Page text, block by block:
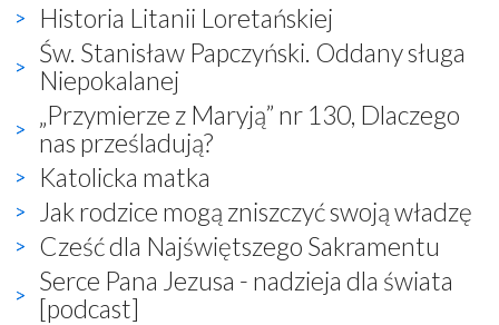
Historia Litanii Loretańskiej
Św. Stanisław Papczyński. Oddany sługa
Niepokalanej
„Przymierze z Maryją” nr 130, Dlaczego
nas prześladują?
Katolicka matka
Jak rodzice mogą zniszczyć swoją władzę
Cześć dla Najświętszego Sakramentu
Serce Pana Jezusa - nadzieja dla świata
[podcast]